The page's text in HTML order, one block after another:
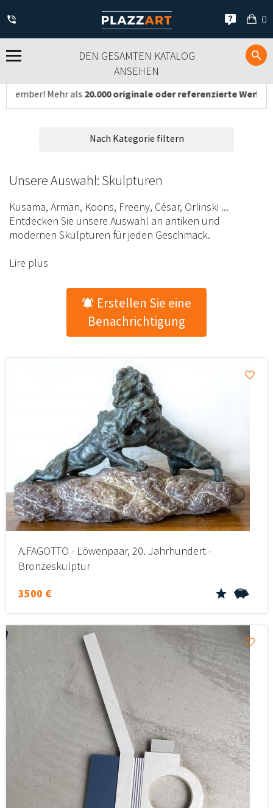
0
DEN GESAMTEN KATALOG
ANSEHEN
oder referenzierte Werke an, die alle von zertifizierten
Nach Kategorie filtern
Unsere Auswahl: Skulpturen
Kusama, Arman, Koons, Freeny, César, Orlinski ...
Entdecken Sie unsere Auswahl an antiken und
modernen Skulpturen für jeden Geschmack.
Lire plus
Erstellen Sie eine
Benachrichtigung
A.FAGOTTO - Löwenpaar, 20. Jahrhundert -
Bronzeskulptur
3500 €